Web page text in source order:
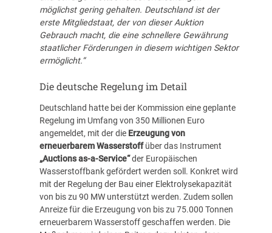
möglichst gering gehalten. Deutschland ist der
erste Mitgliedstaat, der von dieser Auktion
Gebrauch macht, die eine schnellere Gewährung
staatlicher Förderungen in diesem wichtigen Sektor
ermöglicht.“
Die deutsche Regelung im Detail
Deutschland hatte bei der Kommission eine geplante
Regelung im Umfang von 350 Millionen Euro
angemeldet, mit der die Erzeugung von
erneuerbarem Wasserstoffüber das Instrument
„Auctions as-a-Service“der Europäischen
Wasserstoffbank gefördert werden soll. Konkret wird
mit der Regelung der Bau einer Elektrolysekapazität
von bis zu 90 MW unterstützt werden. Zudem sollen
Anreize für die Erzeugung von bis zu 75.000 Tonnen
erneuerbarem Wasserstoff geschaffen werden. Die